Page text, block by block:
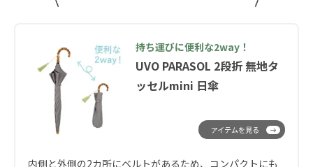
UVO PARASOL 2段折 無地タ
ッセルmini 日傘
持ち運びに便利な2way！
内側と外側の2カ所にベルトがあるため、コンパクトにも
アイテムを見る